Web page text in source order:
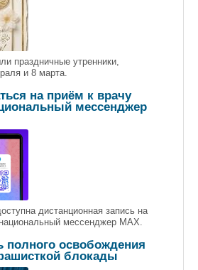
праздничные утренники,
и 8 марта.
на приём к врачу
мессенджер
дистанционная запись на
мессенджер МАХ.
полного освобождения
блокады